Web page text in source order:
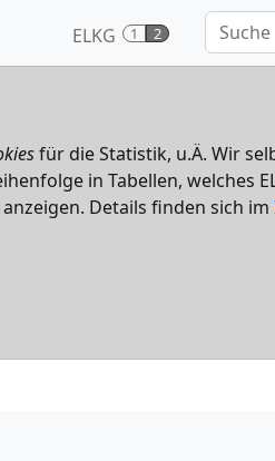
ELKG 1 2
für die Statistik, u.Ä. Wir
in Tabellen, welches
Details finden sich im